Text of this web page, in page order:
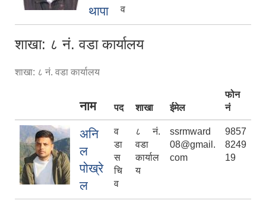
थापा
व
शाखा: ८ नं. वडा कार्यालय
शाखा: ८ नं. वडा कार्यालय
नाम पद शाखा ईमेल
फोन
नं
अनि
ल
पोख्रे
ल
व
डा
स
चि
व
८ नं.
वडा
कार्याल
य
ssrmward
08@gmail.
com
9857
8249
19